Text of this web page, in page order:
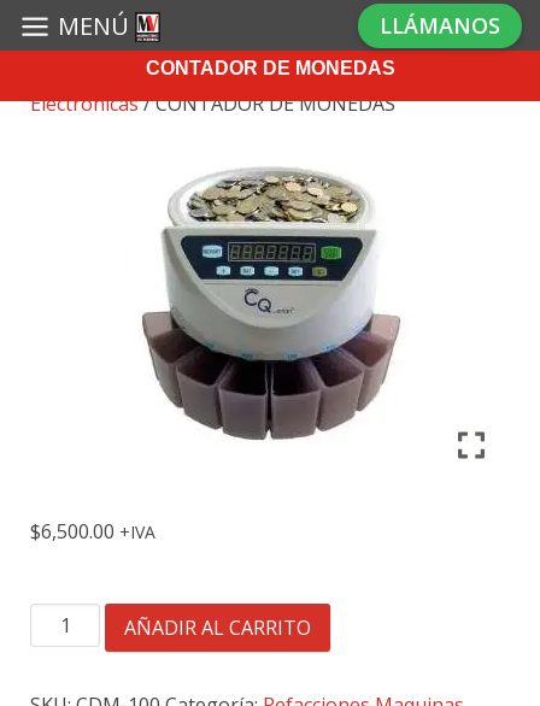
Refacciones Maquinas
Electronicas/ CONTADOR DE MONEDAS
CONTADOR DE MONEDAS
$6,500.00 IVA
CONTADOR
DE
AÑADIR AL CARRITO
LLÁMANOS
MENÚ